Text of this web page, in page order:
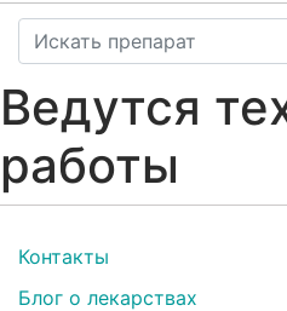
Ведутся
работы
Контакты
Блог о лекарствах